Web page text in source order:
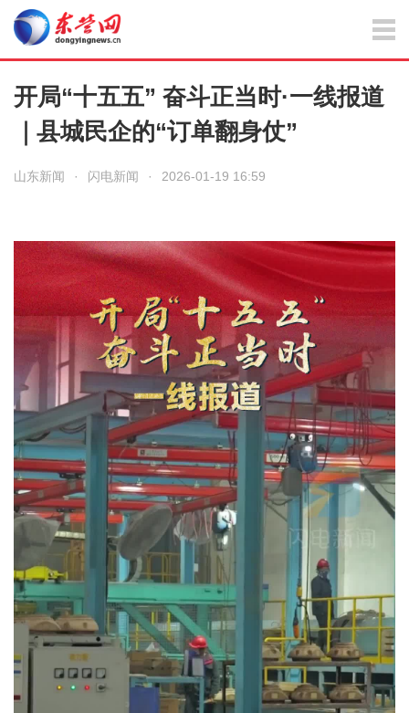
开局“十五五” 奋斗正当时·一线报道
｜县城民企的“订单翻身仗”
山东新闻 · 闪电新闻 · 2026-01-19 16:59